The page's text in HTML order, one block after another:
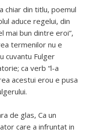
chiar din titlu, poemul
aduce regelui, din
mai bun dintre eroi”,
termenilor nu e
cuvantu Fulger
ca verb “l-a
acestui erou e pusa
de glas, Ca un
care a infruntat in